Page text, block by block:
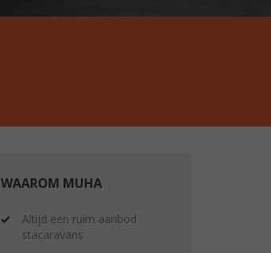
WAAROM MUHA
Altijd een ruim aanbod
stacaravans